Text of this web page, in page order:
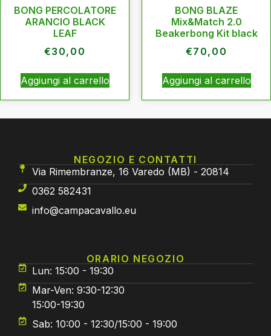
BONG PERCOLATORE
ARANCIO BLACK
LEAF
€30,00
Aggiungi al carrello
BONG BLAZE
Mix&Match 2.0
Beakerbong Kit black
€70,00
Aggiungi al carrello
NEGOZIO E CONTATTI
Via Rimembranze, 16 Varedo (MB) - 20814
0362 582431
info@campacavallo.eu
ORARIO NEGOZIO
Lun: 15:00 - 19:30
Mar-Ven: 9:30-12:30
15:00-19:30
Sab: 10:00 - 12:30/15:00 - 19:00